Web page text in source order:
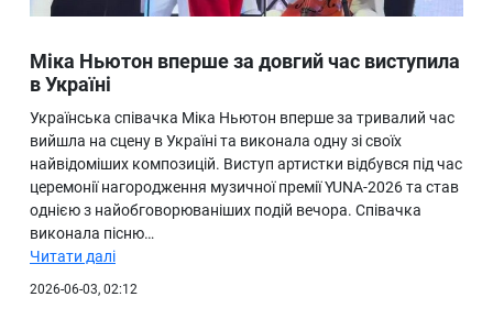
Міка Ньютон вперше за довгий час виступила
в Україні
Українська співачка Міка Ньютон вперше за тривалий час
вийшла на сцену в Україні та виконала одну зі своїх
найвідоміших композицій. Виступ артистки відбувся під час
церемонії нагородження музичної премії YUNA-2026 та став
однією з найобговорюваніших подій вечора. Співачка
виконала пісню…
Читати далі
2026-06-03, 02:12